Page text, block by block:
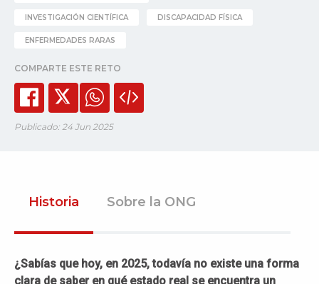
INVESTIGACIÓN CIENTÍFICA DISCAPACIDAD FÍSICA
ENFERMEDADES RARAS
COMPARTE ESTE RETO
Publicado: 24 Jun 2025
Historia Sobre la ONG
¿Sabías que hoy, en 2025, todavía no existe una forma
clara de saber en qué estado real se encuentra un